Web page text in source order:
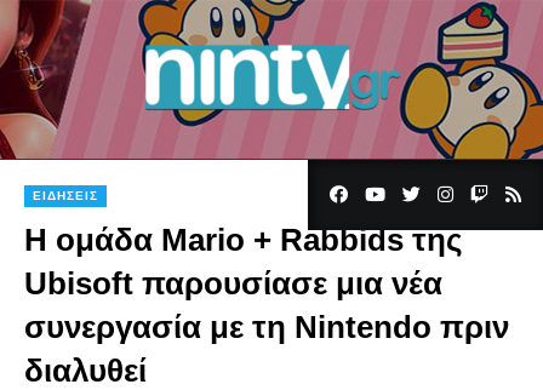
ΕΙΔΉΣΕΙΣ
Η ομάδα Mario + Rabbids της
Ubisoft παρουσίασε μια νέα
συνεργασία με τη Nintendo πριν
διαλυθεί